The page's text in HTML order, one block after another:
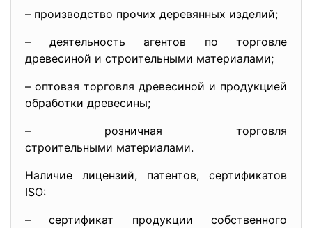
– производство прочих деревянных изделий;
– деятельность агентов по торговле
древесиной и строительными материалами;
– оптовая торговля древесиной и продукцией
обработки древесины;
– розничная торговля
строительными материалами.
Наличие лицензий, патентов, сертификатов
ISO:
– сертификат продукции собственного